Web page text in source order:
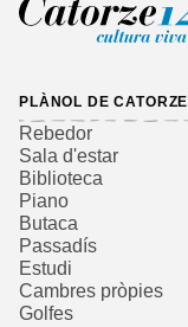
PLÀNOL DE CATORZE
Rebedor
Sala d'estar
Biblioteca
Piano
Butaca
Passadís
Estudi
Cambres pròpies
Golfes